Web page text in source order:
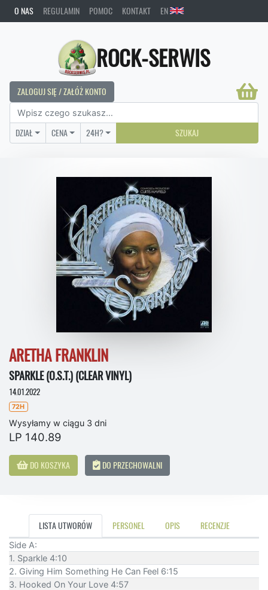
O NAS REGULAMIN POMOC KONTAKT EN
ROCK-SERWIS
ZALOGUJ SIĘ / ZAŁÓŻ KONTO
DZIAŁ CENA 24H? SZUKAJ
ARETHA FRANKLIN
SPARKLE (O.S.T.) (CLEAR VINYL)
14.01.2022
72H
Wysyłamy w ciągu 3 dni
LP 140.89
DO KOSZYKA DO PRZECHOWALNI
LISTA UTWORÓW PERSONEL OPIS RECENZJE
Side A:
1. Sparkle 4:10
2. Giving Him Something He Can Feel 6:15
3. Hooked On Your Love 4:57